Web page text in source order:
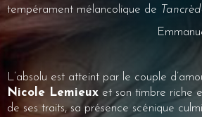
tempérament mélancolique de
L’absolu est atteint par le couple
Nicole Lemieux et son timbre riche
de ses traits, sa présence scénique